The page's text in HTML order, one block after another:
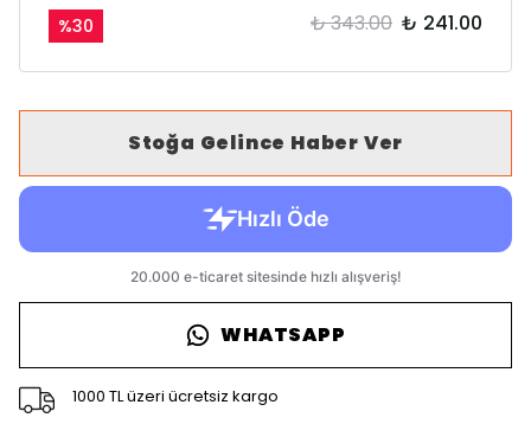
%30 ₺ 343.00 ₺ 241.00
Stoğa Gelince Haber Ver
WHATSAPP
1000 TL üzeri ücretsiz kargo